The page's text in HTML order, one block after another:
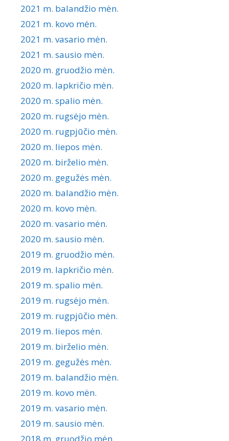
2021 m. balandžio mėn.
2021 m. kovo mėn.
2021 m. vasario mėn.
2021 m. sausio mėn.
2020 m. gruodžio mėn.
2020 m. lapkričio mėn.
2020 m. spalio mėn.
2020 m. rugsėjo mėn.
2020 m. rugpjūčio mėn.
2020 m. liepos mėn.
2020 m. birželio mėn.
2020 m. gegužės mėn.
2020 m. balandžio mėn.
2020 m. kovo mėn.
2020 m. vasario mėn.
2020 m. sausio mėn.
2019 m. gruodžio mėn.
2019 m. lapkričio mėn.
2019 m. spalio mėn.
2019 m. rugsėjo mėn.
2019 m. rugpjūčio mėn.
2019 m. liepos mėn.
2019 m. birželio mėn.
2019 m. gegužės mėn.
2019 m. balandžio mėn.
2019 m. kovo mėn.
2019 m. vasario mėn.
2019 m. sausio mėn.